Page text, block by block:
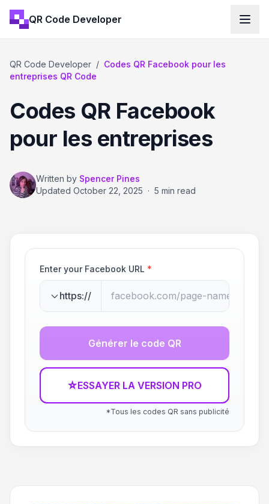
QR Code Developer
QR Code Developer / Codes QR Facebook pour les
entreprises QR Code
Codes QR Facebook
pour les entreprises
Written by Spencer Pines
Updated October 22, 2025 · 5 min read
Enter your Facebook URL *
https://
Générer le code QR
☆ESSAYER LA VERSION PRO
*Tous les codes QR sans publicité